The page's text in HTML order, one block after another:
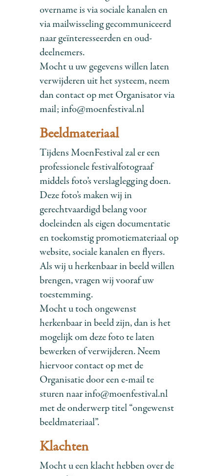
overname is via sociale kanalen en
via mailwisseling gecommuniceerd
naar geïnteresseerden en oud-
deelnemers.
Mocht u uw gegevens willen laten
verwijderen uit het systeem, neem
dan contact op met Organisator via
mail; info@moenfestival.nl
Beeldmateriaal
Tijdens MoenFestival zal er een
professionele festivalfotograaf
middels foto’s verslaglegging doen.
Deze foto’s maken wij in
gerechtvaardigd belang voor
doeleinden als eigen documentatie
en toekomstig promotiemateriaal op
website, sociale kanalen en flyers.
Als wij u herkenbaar in beeld willen
brengen, vragen wij vooraf uw
toestemming.
Mocht u toch ongewenst
herkenbaar in beeld zijn, dan is het
mogelijk om deze foto te laten
bewerken of verwijderen. Neem
hiervoor contact op met de
Organisatie door een e-mail te
sturen naar info@moenfestival.nl
met de onderwerp titel “ongewenst
beeldmateriaal”.
Klachten
Mocht u een klacht hebben over de